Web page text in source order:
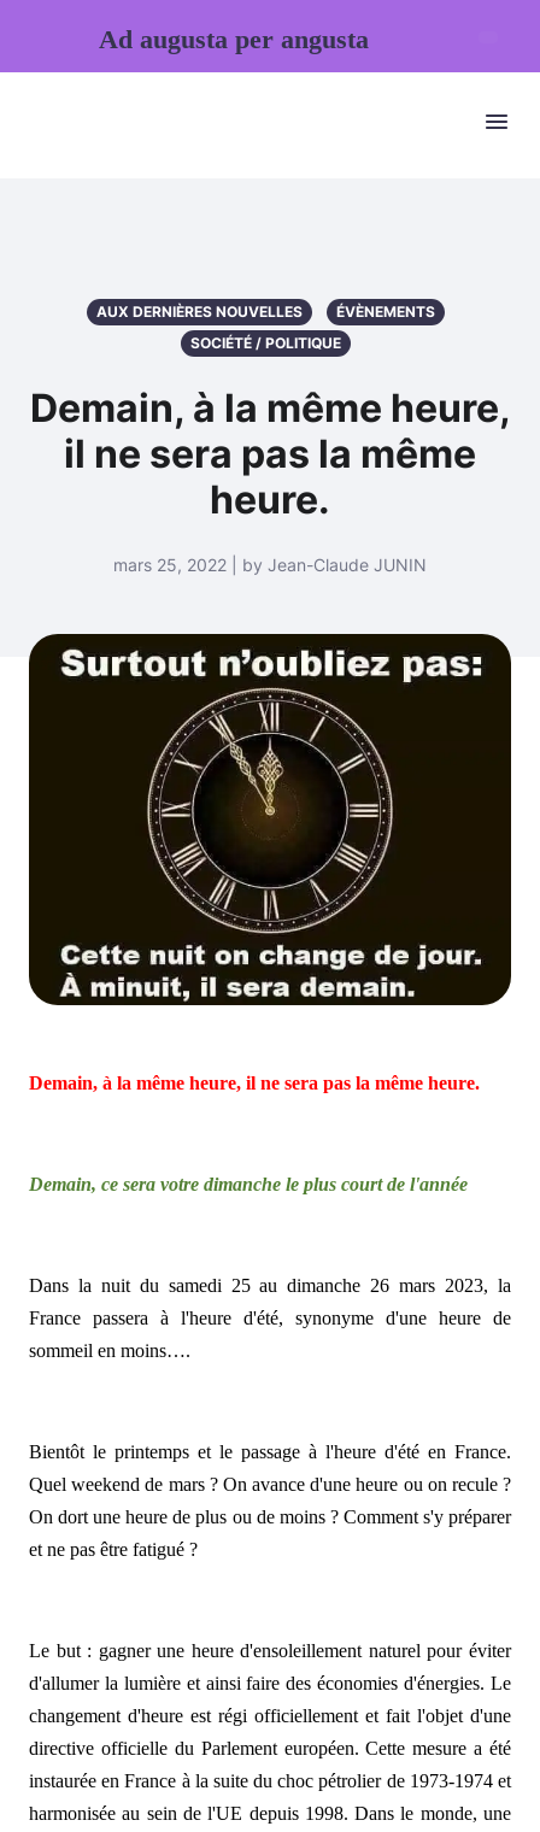
AUX DERNIÈRES NOUVELLES
ÉVÈNEMENTS
SOCIÉTÉ / POLITIQUE
Demain, à la même heure,
il ne sera pas la même
heure.
mars 25, 2022 | by Jean-Claude JUNIN
Demain, à la même heure, il ne sera pas la même heure.
Demain, ce sera votre dimanche le plus court de l'année
Dans la nuit du samedi 25 au dimanche 26 mars 2023, la
France passera à l'heure d'été, synonyme d'une heure de
sommeil en moins….
Bientôt le printemps et le passage à l'heure d'été en France.
Quel weekend de mars ? On avance d'une heure ou on recule ?
On dort une heure de plus ou de moins ? Comment s'y préparer
et ne pas être fatigué ?
Le but : gagner une heure d'ensoleillement naturel pour éviter
d'allumer la lumière et ainsi faire des économies d'énergies. Le
changement d'heure est régi officiellement et fait l'objet d'une
directive officielle du Parlement européen. Cette mesure a été
instaurée en France à la suite du choc pétrolier de 1973-1974 et
harmonisée au sein de l'UE depuis 1998. Dans le monde, une
Ad augusta per angusta